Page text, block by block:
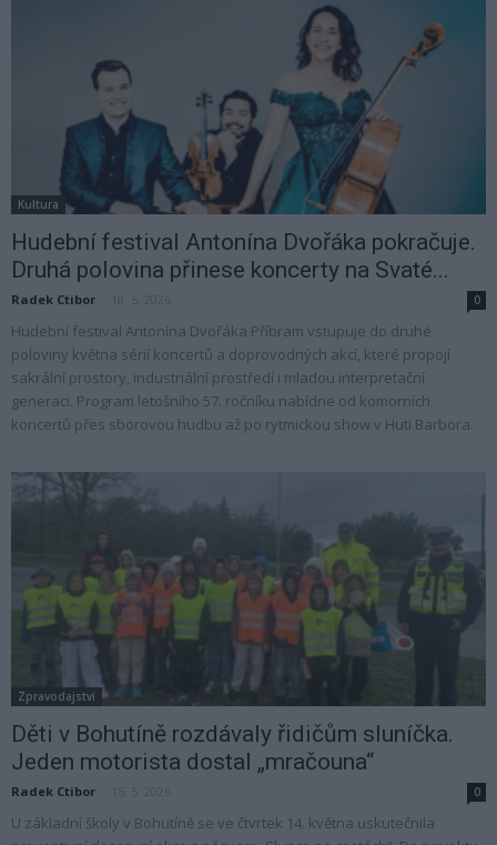
Kultura
Hudební festival Antonína Dvořáka pokračuje.
Druhá polovina přinese koncerty na Svaté...
Radek Ctibor 0
Hudební festival Antonína Dvořáka Příbram vstupuje do druhé
poloviny května sérií koncertů a doprovodných akcí, které propojí
sakrální prostory, industriální prostředí i mladou interpretační
generaci. Program letošního 57. ročníku nabídne od komorních
koncertů přes sborovou hudbu až po rytmickou show v Huti Barbora.
Zpravodajství
Děti v Bohutíně rozdávaly řidičům sluníčka.
Jeden motorista dostal „mračouna“
Radek Ctibor 0
U základní školy v Bohutíně se ve čtvrtek 14. května uskutečnila